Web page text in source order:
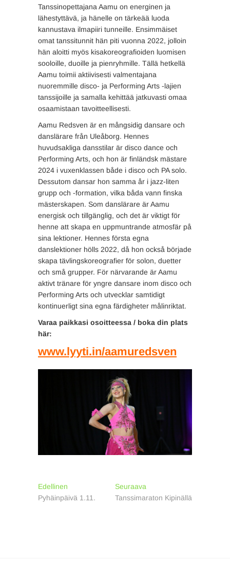
Tanssinopettajana Aamu on energinen ja
lähestyttävä, ja hänelle on tärkeää luoda
kannustava ilmapiiri tunneille. Ensimmäiset
omat tanssitunnit hän piti vuonna 2022, jolloin
hän aloitti myös kisakoreografioiden luomisen
sooloille, duoille ja pienryhmille. Tällä hetkellä
Aamu toimii aktiivisesti valmentajana
nuoremmille disco- ja Performing Arts -lajien
tanssijoille ja samalla kehittää jatkuvasti omaa
osaamistaan tavoitteellisesti.
Aamu Redsven är en mångsidig dansare och
danslärare från Uleåborg. Hennes
huvudsakliga dansstilar är disco dance och
Performing Arts, och hon är finländsk mästare
2024 i vuxenklassen både i disco och PA solo.
Dessutom dansar hon samma år i jazz-liten
grupp och -formation, vilka båda vann finska
mästerskapen. Som danslärare är Aamu
energisk och tillgänglig, och det är viktigt för
henne att skapa en uppmuntrande atmosfär på
sina lektioner. Hennes första egna
danslektioner hölls 2022, då hon också började
skapa tävlingskoreografier för solon, duetter
och små grupper. För närvarande är Aamu
aktivt tränare för yngre dansare inom disco och
Performing Arts och utvecklar samtidigt
kontinuerligt sina egna färdigheter målinriktat.
Varaa paikkasi osoitteessa / boka din plats
här:
www.lyyti.in/aamuredsven
Artikkelien
selaus
Edellinen
post:
Pyhäinpäivä 1.11.
Seuraava
post:
Tanssimaraton Kipinällä